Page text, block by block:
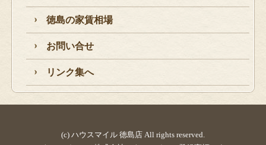
徳島の家賃相場
お問い合せ
リンク集へ
(c) ハウスマイル 徳島店 All rights reserved.